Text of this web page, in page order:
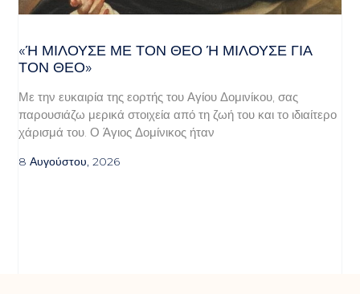
«Ή ΜΙΛΟΎΣΕ ΜΕ ΤΟΝ ΘΕΌ Ή ΜΙΛΟΎΣΕ ΓΙΑ ΤΟ
Ν ΘΕΌ»
Με την ευκαιρία της εορτής του Αγίου Δομινίκου, σας
παρουσιάζω μερικά στοιχεία από τη ζωή του και το ιδιαίτερο
χάρισμά του. Ο Άγιος Δομίνικος ήταν
8 Αυγούστου, 2026